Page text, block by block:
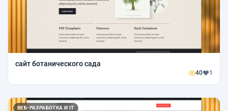
сайт ботанического сада
40 1
ВЕБ-РАЗРАБОТКА И IT